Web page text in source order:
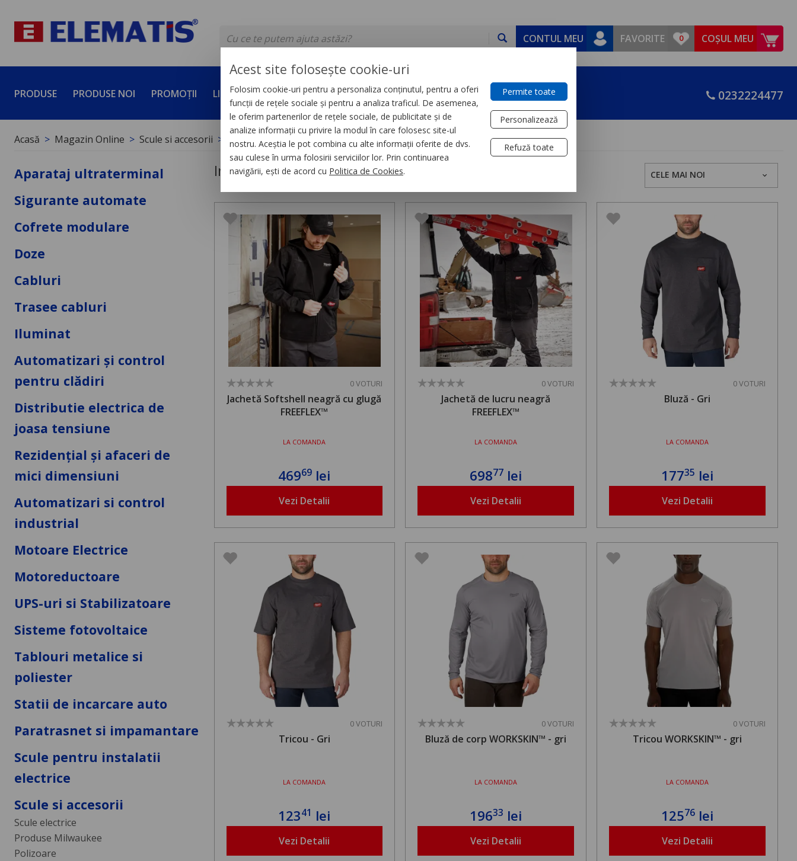
CONTUL MEU FAVORITE COȘUL MEU
PRODUSE PRODUSE NOI PROMOȚII LICHIDĂRI DE STOC SERVICII DEVINO PARTENER CONTACT 0232224477
Acasă Magazin Online Scule si accesorii Imbrăcăminte de lucru
Aparataj ultraterminal
Sigurante automate
Cofrete modulare
Doze
Cabluri
Trasee cabluri
Iluminat
Automatizari și control
pentru clădiri
Distributie electrica de
joasa tensiune
Rezidențial și afaceri de
mici dimensiuni
Automatizari si control
industrial
Motoare Electrice
Motoreductoare
UPS-uri si Stabilizatoare
Sisteme fotovoltaice
Tablouri metalice si
poliester
Statii de incarcare auto
Paratrasnet si impamantare
Scule pentru instalatii
electrice
Scule si accesorii
Scule electrice
Produse Milwaukee
Polizoare
Imbrăcăminte de lucru,23 produse
0 VOTURI
Jachetă Softshell neagră cu glugă
FREEFLEX™
LA COMANDA
46969 lei
Vezi Detalii
0 VOTURI
Jachetă de lucru neagră
FREEFLEX™
LA COMANDA
69877 lei
Vezi Detalii
0 VOTURI
Bluză - Gri
LA COMANDA
17735 lei
Vezi Detalii
0 VOTURI
Tricou - Gri
LA COMANDA
12341 lei
Vezi Detalii
0 VOTURI
Bluză de corp WORKSKIN™ - gri
LA COMANDA
19633 lei
Vezi Detalii
0 VOTURI
Tricou WORKSKIN™ - gri
LA COMANDA
12576 lei
Vezi Detalii
Acest site folosește cookie-uri
Folosim cookie-uri pentru a personaliza conținutul, pentru a oferi
funcții de rețele sociale și pentru a analiza traficul. De asemenea,
le oferim partenerilor de rețele sociale, de publicitate și de
analize informații cu privire la modul în care folosesc site-ul
nostru. Aceștia le pot combina cu alte informații oferite de dvs.
sau culese în urma folosirii serviciilor lor. Prin continuarea
navigării, ești de acord cu Politica de Cookies.
Permite toate
Personalizează
Refuză toate